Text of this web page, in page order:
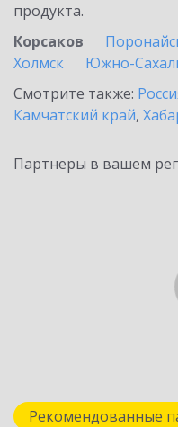
продукта.
Корсаков
Холмск
Южно-
Смотрите также:
Камчатский край,
Партнеры в вашем
Рекомендованные